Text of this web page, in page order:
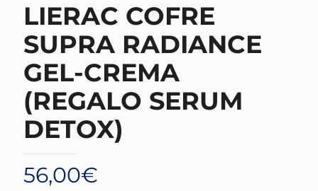
LIERAC COFRE
SUPRA RADIANCE
GEL-CREMA
(REGALO SERUM
DETOX)
56,00€